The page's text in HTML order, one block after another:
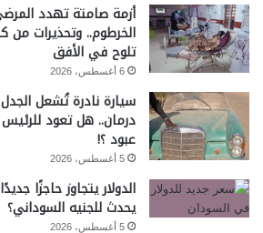
أزمة صامتة تهدد
الخرطوم.. وتحذيرات من
تلوح في الأفق
6 أغسطس، 2026
سيارة نادرة تُشعل
درمان.. هل تعود للرئيس
عبود ؟!
5 أغسطس، 2026
الدولار يتجاوز حاجزًا
يحدث للجنيه السوداني؟
5 أغسطس، 2026